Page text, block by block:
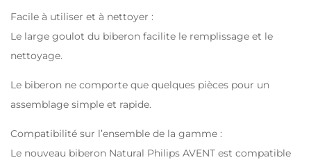
Facile à utiliser et à nettoyer :
Le large goulot du biberon facilite le remplissage et le
nettoyage.
Le biberon ne comporte que quelques pièces pour un
assemblage simple et rapide.
Compatibilité sur l’ensemble de la gamme :
Le nouveau biberon Natural Philips AVENT est compatible